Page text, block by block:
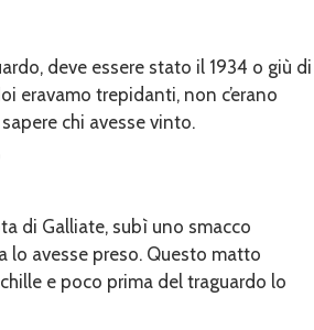
deve essere stato il 1934 o giù di
eravamo trepidanti, non c’erano
chi avesse vinto.
di Galliate, subì uno smacco
lo avesse preso. Questo matto
e poco prima del traguardo lo